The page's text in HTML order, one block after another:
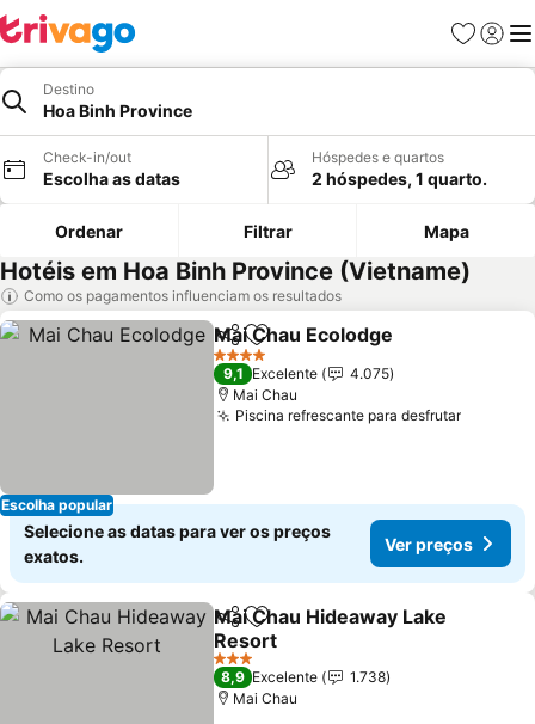
Favoritos
Iniciar
Destino
Hoa Binh Province
Check-in/out
Escolha as datas
Hóspedes e quartos
2 hóspedes, 1 quarto.
Ordenar Filtrar Mapa
Hotéis em Hoa Binh Province (Vietname)
Como os pagamentos influenciam os resultados
Escolha popular
PartilharAdicionar aos favoritos
Mai Chau Ecolodge
4 Estrelas
9,1 Excelente
4.075
Mai Chau
Piscina refrescante para desfrutar
Selecione as datas para ver os preços
exatos.
Ver preços
PartilharAdicionar aos favoritos
Mai Chau Hideaway Lake
Resort
3 Estrelas
8,9 Excelente
1.738
Mai Chau